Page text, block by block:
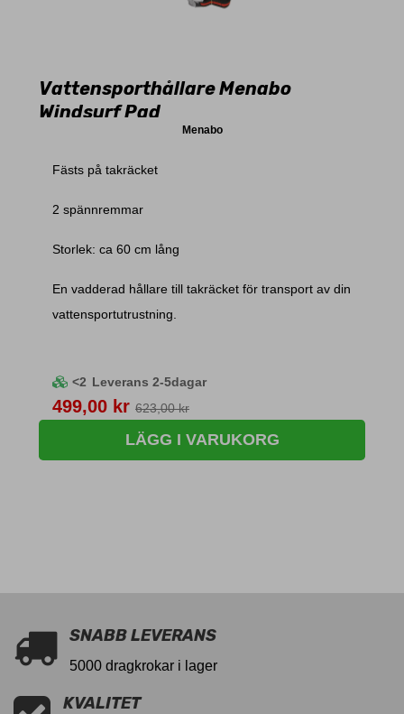
Vattensporthållare Menabo
Windsurf Pad
Menabo
Fästs på takräcket
2 spännremmar
Storlek: ca 60 cm lång
En vadderad hållare till takräcket för transport av din
vattensportutrustning.
<2 Leverans 2-5dagar
Pris
499,00 kr 623,00 kr
LÄGG I VARUKORG
SNABB LEVERANS
5000 dragkrokar i lager
KVALITET